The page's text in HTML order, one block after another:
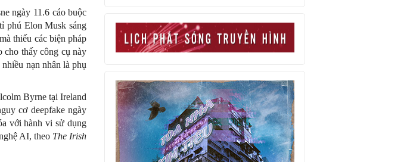
ngày 11.6 cáo buộc
phú Elon Musk sáng
thiếu các biện pháp
cho thấy công cụ này
nạn nhân là phụ
Byrne tại Ireland
cơ deepfake ngày
với hành vi sử dụng
AI, theo The Irish